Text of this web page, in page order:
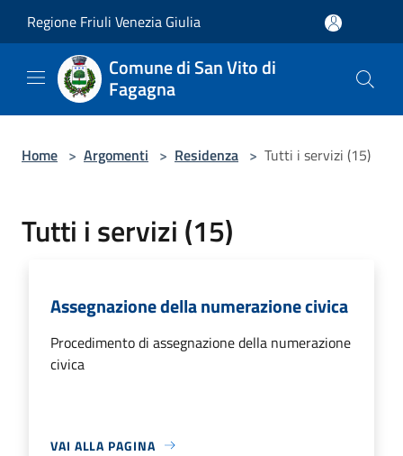
Regione Friuli Venezia Giulia
Comune di San Vito di
Fagagna
Home > Argomenti > Residenza > Tutti i servizi (15)
Tutti i servizi (15)
Assegnazione della numerazione civica
Procedimento di assegnazione della numerazione
civica
VAI ALLA PAGINA